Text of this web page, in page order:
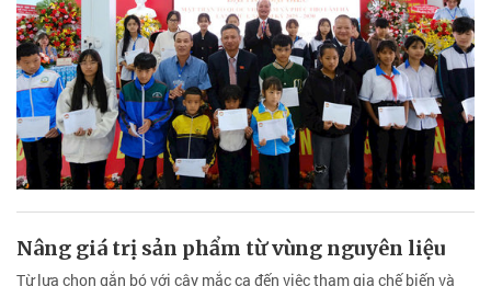
Nâng giá trị sản phẩm từ vùng nguyên liệu
Từ lựa chọn gắn bó với cây mắc ca đến việc tham gia chế biến và